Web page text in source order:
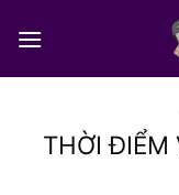
qua
THỜI ĐIỂM